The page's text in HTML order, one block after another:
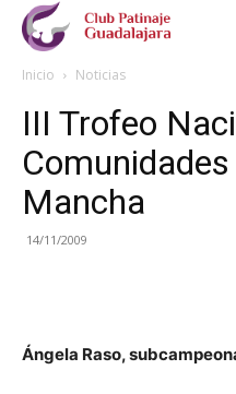
Inicio Noticias
III Trofeo
Mancha
14/11/2009
Ángela Raso,